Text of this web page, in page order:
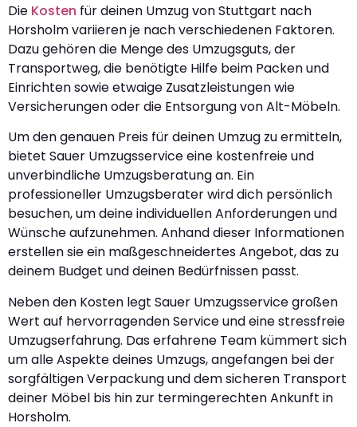
Die Kosten für deinen Umzug von Stuttgart nach
Horsholm variieren je nach verschiedenen Faktoren.
Dazu gehören die Menge des Umzugsguts, der
Transportweg, die benötigte Hilfe beim Packen und
Einrichten sowie etwaige Zusatzleistungen wie
Versicherungen oder die Entsorgung von Alt-Möbeln.
Um den genauen Preis für deinen Umzug zu ermitteln,
bietet Sauer Umzugsservice eine kostenfreie und
unverbindliche Umzugsberatung an. Ein
professioneller Umzugsberater wird dich persönlich
besuchen, um deine individuellen Anforderungen und
Wünsche aufzunehmen. Anhand dieser Informationen
erstellen sie ein maßgeschneidertes Angebot, das zu
deinem Budget und deinen Bedürfnissen passt.
Neben den Kosten legt Sauer Umzugsservice großen
Wert auf hervorragenden Service und eine stressfreie
Umzugserfahrung. Das erfahrene Team kümmert sich
um alle Aspekte deines Umzugs, angefangen bei der
sorgfältigen Verpackung und dem sicheren Transport
deiner Möbel bis hin zur termingerechten Ankunft in
Horsholm.